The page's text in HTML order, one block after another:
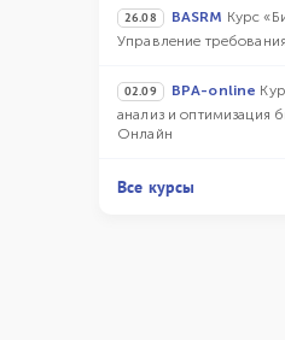
26.08 BASRM Курс
Управление
02.09 BPA-online
анализ и оптимизация
Онлайн
Все курсы